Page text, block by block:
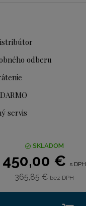
odberu
servis
SKLADOM
450,00 € s DPH
365,85 € bez DPH